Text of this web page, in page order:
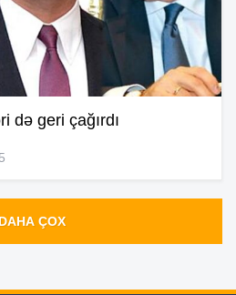
də geri çağırdı
DAHA ÇOX